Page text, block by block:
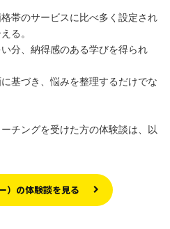
帯のサービスに比べ多く設定され
る。
分、納得感のある学びを得られ
基づき、悩みを整理するだけでな
チングを受けた方の体験談は、以
）の体験談を見る